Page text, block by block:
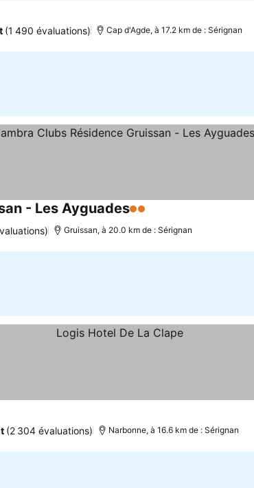
(1 490 évaluations) Cap d'Agde, à 17.2 km de : Sérignan
- Les Ayguades2 Étoiles
Gruissan, à 20.0 km de : Sérignan
(2 304 évaluations) Narbonne, à 16.6 km de : Sérignan